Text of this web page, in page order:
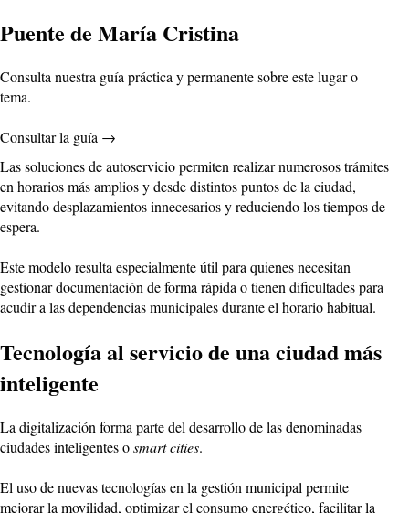
Puente de María Cristina
Consulta nuestra guía práctica y permanente sobre este lugar o
tema.
Consultar la guía →
Las soluciones de autoservicio permiten realizar numerosos trámites
en horarios más amplios y desde distintos puntos de la ciudad,
evitando desplazamientos innecesarios y reduciendo los tiempos de
espera.
Este modelo resulta especialmente útil para quienes necesitan
gestionar documentación de forma rápida o tienen dificultades para
acudir a las dependencias municipales durante el horario habitual.
Tecnología al servicio de una ciudad más
inteligente
La digitalización forma parte del desarrollo de las denominadas
ciudades inteligentes osmart cities.
El uso de nuevas tecnologías en la gestión municipal permite
mejorar la movilidad, optimizar el consumo energético, facilitar la